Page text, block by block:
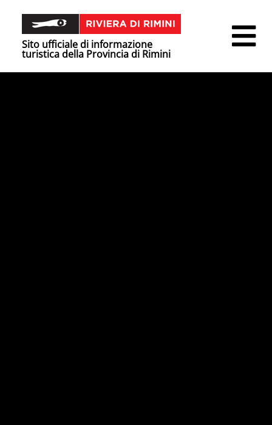
Sito ufficiale di informazione
turistica della Provincia di Rimini